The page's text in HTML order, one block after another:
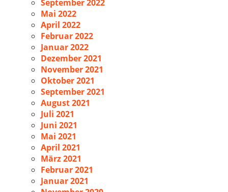
September 2022
Mai 2022
April 2022
Februar 2022
Januar 2022
Dezember 2021
November 2021
Oktober 2021
September 2021
August 2021
Juli 2021
Juni 2021
Mai 2021
April 2021
März 2021
Februar 2021
Januar 2021